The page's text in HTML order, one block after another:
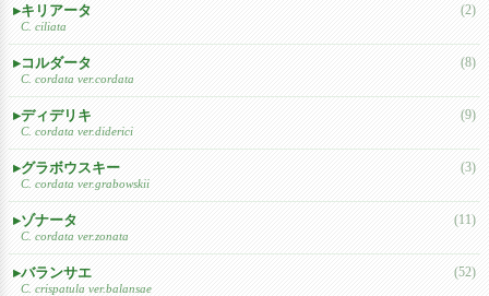
キリアータ
C. ciliata
(2)
コルダータ
C. cordata ver.cordata
(8)
ディデリキ
C. cordata ver.diderici
(9)
グラボウスキー
C. cordata ver.grabowskii
(3)
ゾナータ
C. cordata ver.zonata
(11)
バランサエ
C. crispatula ver.balansae
(52)